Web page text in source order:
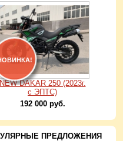
NEW DAKAR 250 (2023г.
с ЭПТС)
192 000 руб.
ПРЕДЛОЖЕНИЯ